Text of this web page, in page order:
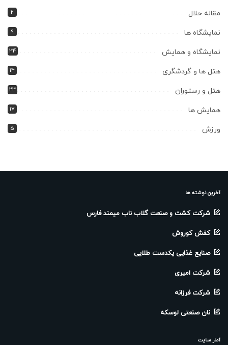
مقاله حلال 2
نمایشگاه ها 9
نمایشگاه و همایش 34
هتل ها و گردشگری 14
هتل و رستوران 23
همایش ها 17
ورزش 5
آخرین نوشته ها
شرکت کشت و صنعت گلاب ناب میمند فارس
کفش کوروش
صنایع غذایی یکدست طلایی
شرکت امیری
شرکت فرزانه
نان صنعتی لوسکه
آمار سایت